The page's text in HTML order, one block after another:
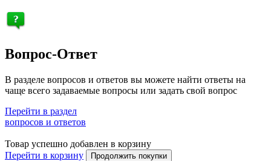
Вопрос-Ответ
В разделе вопросов и ответов вы можете найти ответы на
чаще всего задаваемые вопросы или задать свой вопрос
Перейти в раздел
вопросов и ответов
Товар успешно добавлен в корзину
Перейти в корзину
Продолжить покупки